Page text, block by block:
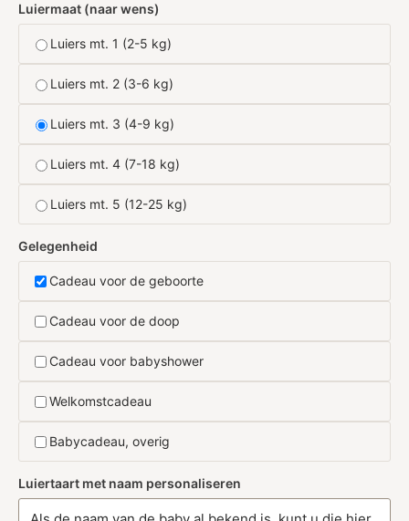
Luiermaat (naar wens)
Luiers mt. 1 (2-5 kg)
Luiers mt. 2 (3-6 kg)
Luiers mt. 3 (4-9 kg)
Luiers mt. 4 (7-18 kg)
Luiers mt. 5 (12-25 kg)
Gelegenheid
Cadeau voor de geboorte
Cadeau voor de doop
Cadeau voor babyshower
Welkomstcadeau
Babycadeau, overig
Luiertaart met naam personaliseren